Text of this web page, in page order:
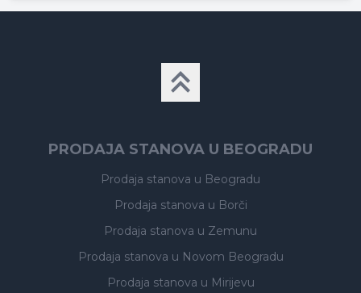
PRODAJA STANOVA U BEOGRADU
Prodaja stanova u Beogradu
Prodaja stanova u Borči
Prodaja stanova u Zemunu
Prodaja stanova u Novom Beogradu
Prodaja stanova u Mirijevu